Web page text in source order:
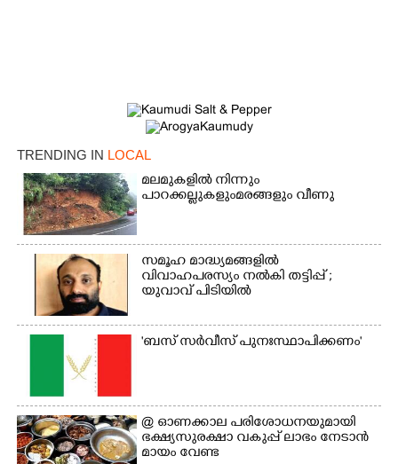
TRENDING IN LOCAL
മലമുകളിൽ നിന്നും
പാറക്കല്ലുകളുംമരങ്ങളും വീണു
സമൂഹ മാദ്ധ്യമങ്ങളിൽ
വിവാഹപരസ്യം നൽകി തട്ടിപ്പ് ;
യുവാവ് പിടിയിൽ
'ബസ് സർവീസ് പുനഃസ്ഥാപിക്കണം'
@​​​​​​​ ഓണക്കാല പരിശോധനയുമായി
ഭക്ഷ്യസുരക്ഷാ വകുപ്പ് ലാഭം നേടാൻ
മായം വേണ്ട